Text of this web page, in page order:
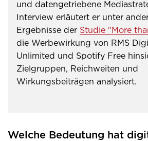
und datengetriebene
Interview erläutert er unter
Ergebnisse der Studie "More
die Werbewirkung von RMS
Unlimited und Spotify Free
Zielgruppen, Reichweiten und
Wirkungsbeiträgen analysiert.
Welche Bedeutung hat